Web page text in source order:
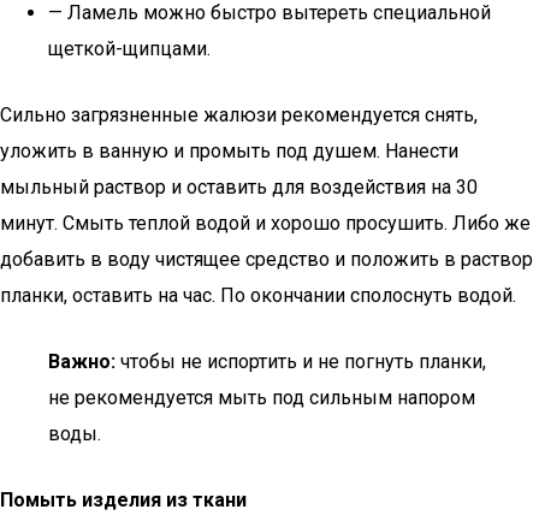
— Ламель можно быстро вытереть специальной
щеткой-щипцами.
Сильно загрязненные жалюзи рекомендуется снять,
уложить в ванную и промыть под душем. Нанести
мыльный раствор и оставить для воздействия на 30
минут. Смыть теплой водой и хорошо просушить. Либо же
добавить в воду чистящее средство и положить в раствор
планки, оставить на час. По окончании сполоснуть водой.
Важно: чтобы не испортить и не погнуть планки,
не рекомендуется мыть под сильным напором
воды.
Помыть изделия из ткани